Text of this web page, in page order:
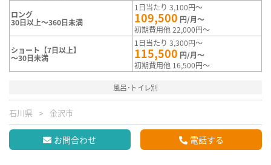
ロング
30日以上～360日未満
1日当たり 3,100円～
109,500 円/月～
初期費用他 22,000円～
ショート【7日以上】
～30日未満
1日当たり 3,300円～
115,500 円/月～
初期費用他 16,500円～
風呂･トイレ別
石川県 金沢市
お問合わせ 電話する